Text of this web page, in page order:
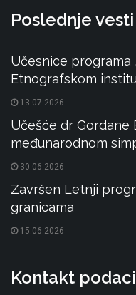
Poslednje vesti
Učesnice programa
Etnografskom
13.07.2026
Učešće dr Gordane
međunarodnom
30.06.2026
Završen Letnji
granicama
15.06.2026
Kontakt podaci